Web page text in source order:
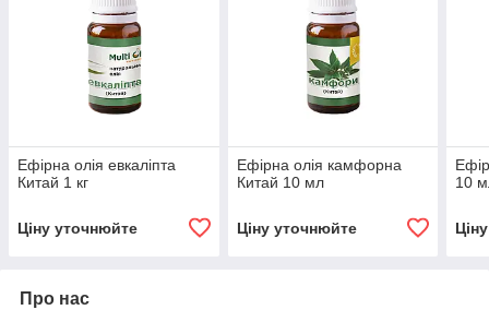
Ефірна олія евкаліпта
Китай 1 кг
Ціну уточнюйте
Ефірна олія камфорна
Китай 10 мл
Ціну уточнюйте
10
Про нас